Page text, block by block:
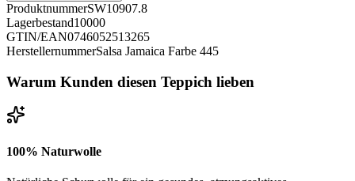
ProduktnummerSW10907.8
Lagerbestand10000
GTIN/EAN0746052513265
HerstellernummerSalsa Jamaica Farbe 445
Warum Kunden diesen Teppich lieben
100% Naturwolle